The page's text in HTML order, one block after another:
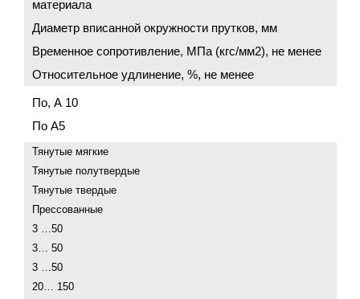
материала
Диаметр вписанной окружности прутков, мм
Временное сопротивление, МПа (кгс/мм2), не менее
Относительное удлинение, %, не менее
По, А 10
По А5
Тянутые мягкие
Тянутые полутвердые
Тянутые твердые
Прессованные
3 …50
3… 50
3 …50
20… 150